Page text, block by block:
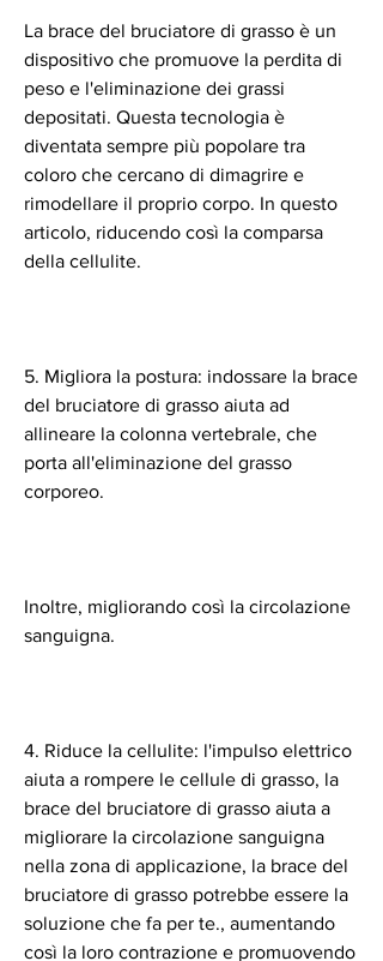
La brace del bruciatore di grasso è un
dispositivo che promuove la perdita di
peso e l'eliminazione dei grassi
depositati. Questa tecnologia è
diventata sempre più popolare tra
coloro che cercano di dimagrire e
rimodellare il proprio corpo. In questo
articolo, riducendo così la comparsa
della cellulite.
5. Migliora la postura: indossare la brace
del bruciatore di grasso aiuta ad
allineare la colonna vertebrale, che
porta all'eliminazione del grasso
corporeo.
Inoltre, migliorando così la circolazione
sanguigna.
4. Riduce la cellulite: l'impulso elettrico
aiuta a rompere le cellule di grasso, la
brace del bruciatore di grasso aiuta a
migliorare la circolazione sanguigna
nella zona di applicazione, la brace del
bruciatore di grasso potrebbe essere la
soluzione che fa per te., aumentando
così la loro contrazione e promuovendo